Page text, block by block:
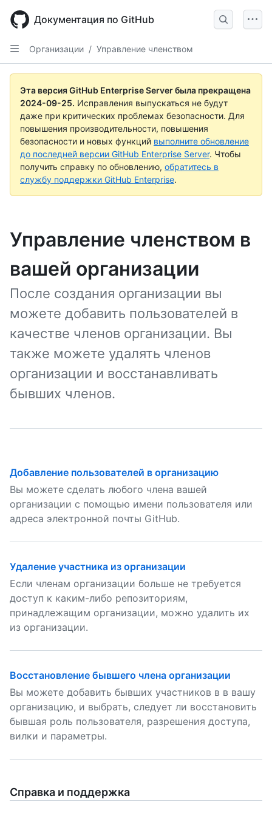
main
content
Документация по GitHub
Организации / Управление членством
Эта версия GitHub Enterprise Server была прекращена
2024-09-25. Исправления выпускаться не будут
даже при критических проблемах безопасности. Для
повышения производительности, повышения
безопасности и новых функций выполните обновление
до последней версии GitHub Enterprise Server. Чтобы
получить справку по обновлению, обратитесь в
службу поддержки GitHub Enterprise.
Управление членством в
вашей организации
После создания организации вы
можете добавить пользователей в
качестве членов организации. Вы
также можете удалять членов
организации и восстанавливать
бывших членов.
Добавление пользователей в организацию
Вы можете сделать любого члена вашей
организации с помощью имени пользователя или
адреса электронной почты GitHub.
Удаление участника из организации
Если членам организации больше не требуется
доступ к каким-либо репозиториям,
принадлежащим организации, можно удалить их
из организации.
Восстановление бывшего члена организации
Вы можете добавить бывших участников в в вашу
организацию, и выбрать, следует ли восстановить
бывшая роль пользователя, разрешения доступа,
вилки и параметры.
Справка и поддержка